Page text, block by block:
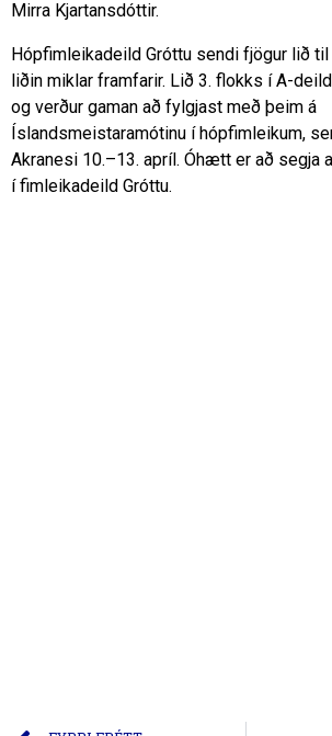
Mirra Kjartansdóttir.
Hópfimleikadeild Gróttu sendi fjögur lið
liðin miklar framfarir. Lið 3. flokks í A-
og verður gaman að fylgjast með þeim á
Íslandsmeistaramótinu í hópfimleikum,
Akranesi 10.–13. apríl. Óhætt er að segja
í fimleikadeild Gróttu.